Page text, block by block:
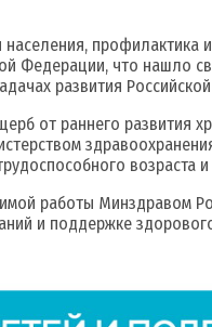
Федерации, что нашло
развития
от раннего развития
работы Минздравом
и поддержке